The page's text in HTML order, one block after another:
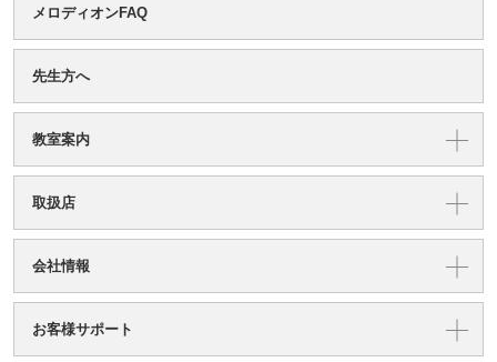
メロディオンFAQ
先生方へ
教室案内
取扱店
会社情報
お客様サポート